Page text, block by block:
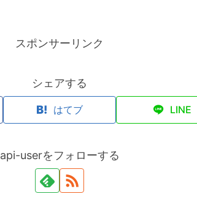
スポンサーリンク
シェアする
はてブ LINE
api-userをフォローする